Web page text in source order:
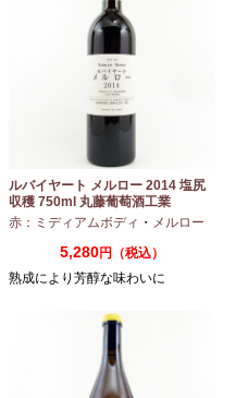
ルバイヤート メルロー 2014 塩尻
収穫 750ml 丸藤葡萄酒工業
赤：ミディアムボディ ・ メルロー
5,280円（税込）
熟成により芳醇な味わいに